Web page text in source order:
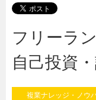
フリーラ
自己投資
複業ナレッジ・ノウ